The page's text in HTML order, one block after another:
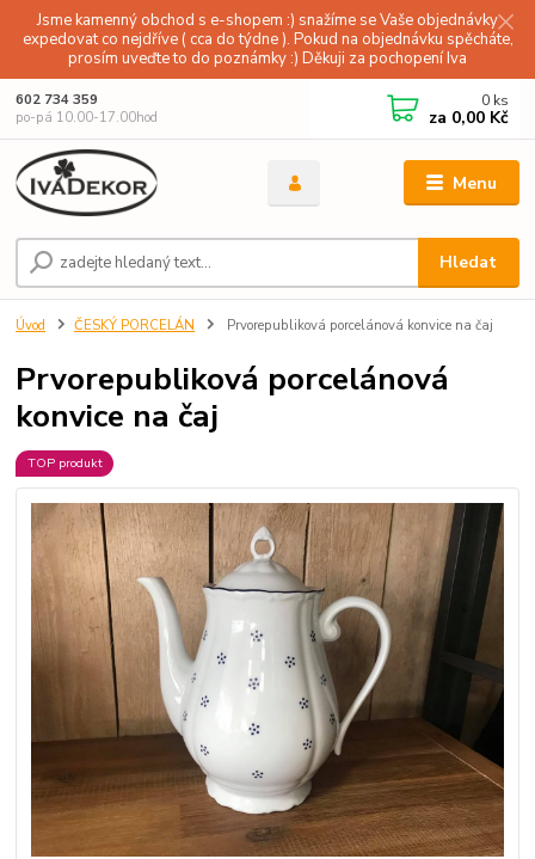
Jsme kamenný obchod s e-shopem :) snažíme se Vaše objednávky
expedovat co nejdříve ( cca do týdne ). Pokud na objednávku spěcháte,
prosím uveďte to do poznámky :) Děkuji za pochopení Iva
Menu
Hledat
602 734 359
po-pá 10.00-17.00hod
0 ks
za 0,00 Kč
Úvod ČESKÝ PORCELÁN Prvorepubliková porcelánová konvice na čaj
Prvorepubliková porcelánová
konvice na čaj
TOP produkt